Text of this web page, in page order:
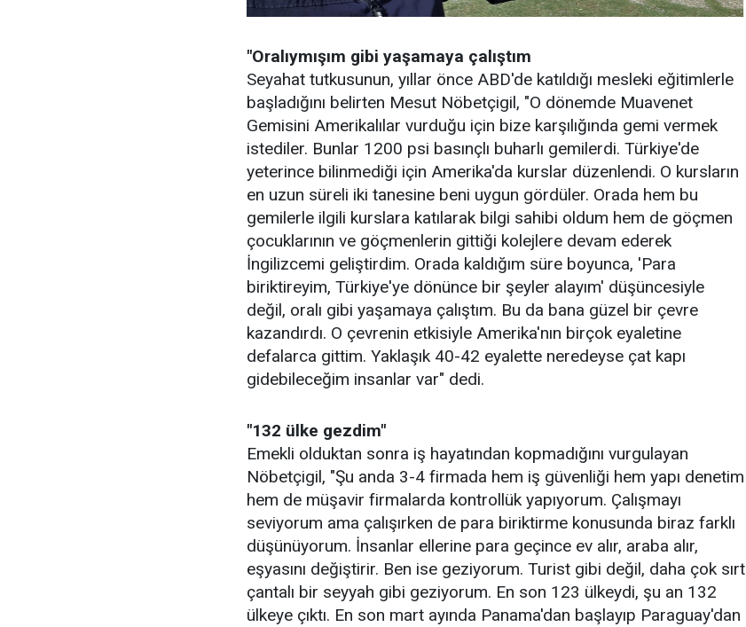
"Oralıymışım gibi yaşamaya çalıştım
Seyahat tutkusunun, yıllar önce ABD'de katıldığı mesleki eğitimlerle
başladığını belirten Mesut Nöbetçigil, "O dönemde Muavenet
Gemisini Amerikalılar vurduğu için bize karşılığında gemi vermek
istediler. Bunlar 1200 psi basınçlı buharlı gemilerdi. Türkiye'de
yeterince bilinmediği için Amerika'da kurslar düzenlendi. O kursların
en uzun süreli iki tanesine beni uygun gördüler. Orada hem bu
gemilerle ilgili kurslara katılarak bilgi sahibi oldum hem de göçmen
çocuklarının ve göçmenlerin gittiği kolejlere devam ederek
İngilizcemi geliştirdim. Orada kaldığım süre boyunca, 'Para
biriktireyim, Türkiye'ye dönünce bir şeyler alayım' düşüncesiyle
değil, oralı gibi yaşamaya çalıştım. Bu da bana güzel bir çevre
kazandırdı. O çevrenin etkisiyle Amerika'nın birçok eyaletine
defalarca gittim. Yaklaşık 40-42 eyalette neredeyse çat kapı
gidebileceğim insanlar var" dedi.
"132 ülke gezdim"
Emekli olduktan sonra iş hayatından kopmadığını vurgulayan
Nöbetçigil, "Şu anda 3-4 firmada hem iş güvenliği hem yapı denetim
hem de müşavir firmalarda kontrollük yapıyorum. Çalışmayı
seviyorum ama çalışırken de para biriktirme konusunda biraz farklı
düşünüyorum. İnsanlar ellerine para geçince ev alır, araba alır,
eşyasını değiştirir. Ben ise geziyorum. Turist gibi değil, daha çok sırt
çantalı bir seyyah gibi geziyorum. En son 123 ülkeydi, şu an 132
ülkeye çıktı. En son mart ayında Panama'dan başlayıp Paraguay'dan